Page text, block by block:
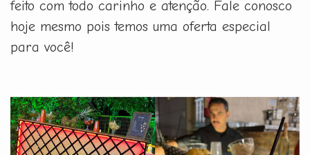
feito com todo carinho e atenção. Fale conosco
hoje mesmo pois temos uma oferta especial
para você!